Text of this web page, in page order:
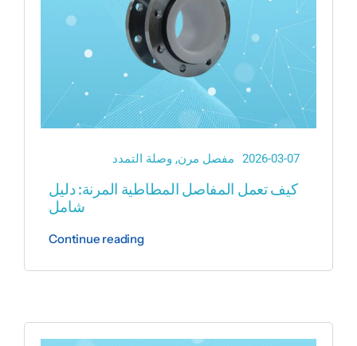
2026-03-07 مفصل مرن, وصلة التمدد
كيف تعمل المفاصل المطاطية المرنة: دليل
شامل
Continue reading